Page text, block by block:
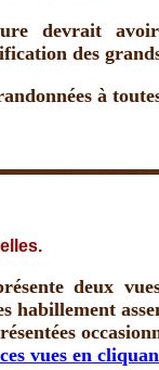
devrait
des
à
deux
habillement
vues en